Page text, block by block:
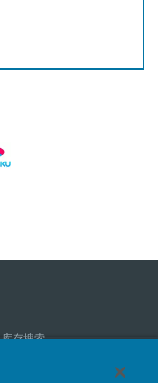
库存搜索